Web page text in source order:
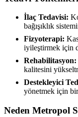
İlaç Tedavisi:
bağışıklık
Fizyoterapi:
iyileştirmek için
Rehabilitasyon:
kalitesini
Destekleyici
yönetmek için
Neden Metropol